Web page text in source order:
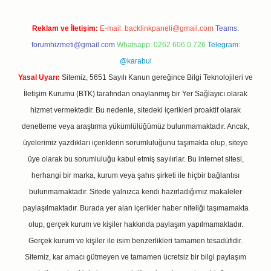
Reklam ve İletişim: E-mail: backlinkpaneli@gmail.com Teams:
forumhizmeti@gmail.com Whatsapp: 0262 606 0 726 Telegram:
@karabul
Yasal Uyarı: Sitemiz, 5651 Sayılı Kanun gereğince Bilgi Teknolojileri ve
İletişim Kurumu (BTK) tarafından onaylanmış bir Yer Sağlayıcı olarak
hizmet vermektedir. Bu nedenle, sitedeki içerikleri proaktif olarak
denetleme veya araştırma yükümlülüğümüz bulunmamaktadır. Ancak,
üyelerimiz yazdıkları içeriklerin sorumluluğunu taşımakta olup, siteye
üye olarak bu sorumluluğu kabul etmiş sayılırlar. Bu internet sitesi,
herhangi bir marka, kurum veya şahıs şirketi ile hiçbir bağlantısı
bulunmamaktadır. Sitede yalnızca kendi hazırladığımız makaleler
paylaşılmaktadır. Burada yer alan içerikler haber niteliği taşımamakta
olup, gerçek kurum ve kişiler hakkında paylaşım yapılmamaktadır.
Gerçek kurum ve kişiler ile isim benzerlikleri tamamen tesadüfidir.
Sitemiz, kar amacı gütmeyen ve tamamen ücretsiz bir bilgi paylaşım